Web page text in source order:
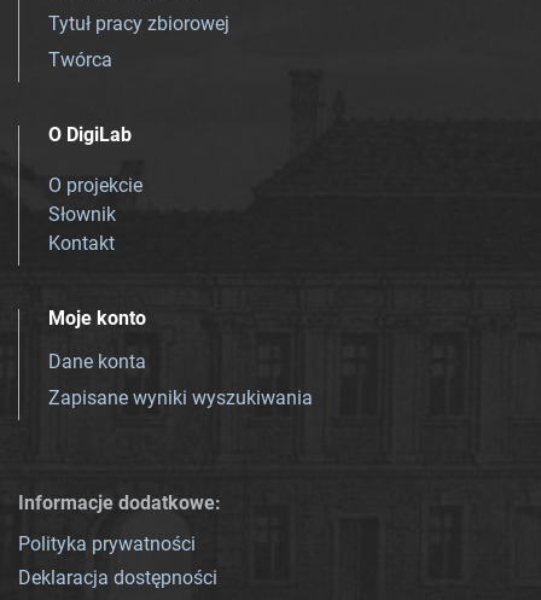
Tytuł pracy zbiorowej
Twórca
O DigiLab
O projekcie
Słownik
Kontakt
Moje konto
Dane konta
Zapisane wyniki wyszukiwania
Informacje dodatkowe:
Polityka prywatności
Deklaracja dostępności